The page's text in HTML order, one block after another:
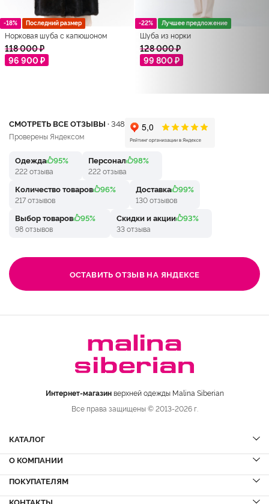
-18% Последний размер
Норковая шуба с капюшоном
118 000 ₽
96 900 ₽
-22% Лучшее предложение
Шуба из норки
128 000 ₽
99 800 ₽
СМОТРЕТЬ ВСЕ ОТЗЫВЫ ·348
Проверены Яндексом
Одежда 95%
222 отзыва
Персонал 98%
222 отзыва
Количество товаров 96%
217 отзывов
Доставка 99%
130 отзывов
Выбор товаров 95%
98 отзывов
Скидки и акции 93%
33 отзыва
ОСТАВИТЬ ОТЗЫВ НА ЯНДЕКСЕ
Интернет-магазинверхней одежды Malina Siberian
Все права защищены © 2013-2026 г.
КАТАЛОГ
Шубы
Шубы из норки
Дубленки
О КОМПАНИИ
Вопрос-ответ
Сервисный центр
ПОКУПАТЕЛЯМ
КОНТАКТЫ